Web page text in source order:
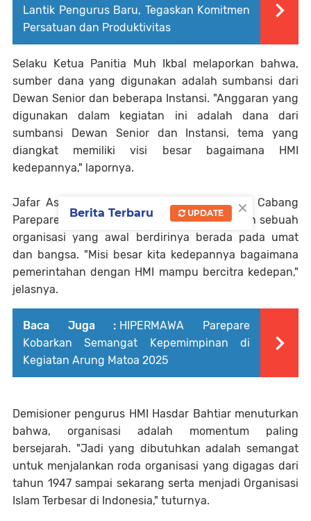
Lantik Pengurus Baru, Tegaskan Komitmen
Persatuan dan Produktivitas
Selaku Ketua Panitia Muh Ikbal melaporkan bahwa,
sumber dana yang digunakan adalah sumbansi dari
Dewan Senior dan beberapa Instansi. "Anggaran yang
digunakan dalam kegiatan ini adalah dana dari
sumbansi Dewan Senior dan Instansi, tema yang
diangkat memiliki visi besar bagaimana HMI
kedepannya," lapornya.
Jafar Ash-Shiddiq selaku Ketua Umum HMI Cabang
Parepare menjelaskan bahwa, HMI merupakan sebuah
organisasi yang awal berdirinya berada pada umat
dan bangsa. "Misi besar kita kedepannya bagaimana
pemerintahan dengan HMI mampu bercitra kedepan,"
jelasnya.
Baca Juga : HIPERMAWA Parepare
Kobarkan Semangat Kepemimpinan di
Kegiatan Arung Matoa 2025
Demisioner pengurus HMI Hasdar Bahtiar menuturkan
bahwa, organisasi adalah momentum paling
bersejarah. "Jadi yang dibutuhkan adalah semangat
untuk menjalankan roda organisasi yang digagas dari
tahun 1947 sampai sekarang serta menjadi Organisasi
Islam Terbesar di Indonesia," tuturnya.
×
Berita Terbaru UPDATE